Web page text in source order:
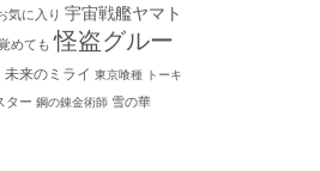
気に入り 宇宙戦艦ヤマト
めても 怪盗グルー
未来のミライ 東京喰種 トーキ
ター 鋼の錬金術師 雪の華